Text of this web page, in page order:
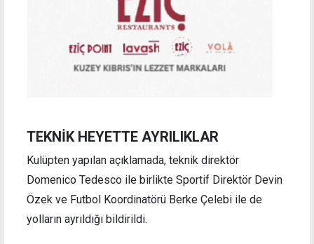
TEKNİK HEYETTE AYRILIKLAR
Kulüpten yapılan açıklamada, teknik direktör
Domenico Tedesco ile birlikte Sportif Direktör Devin
Özek ve Futbol Koordinatörü Berke Çelebi ile de
yolların ayrıldığı bildirildi.